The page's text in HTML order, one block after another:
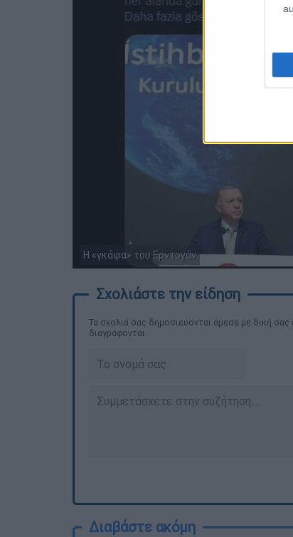
Η «γκάφα» του Ερντογάν
Τα σχολιά σας δημοσιεύονται άμεσα με δική
διαγράφονται
Διαβάστε ακόμη